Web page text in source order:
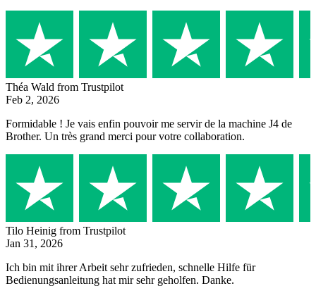
Théa Wald from Trustpilot
Feb 2, 2026
Formidable ! Je vais enfin pouvoir me servir de la machine J4 de
Brother. Un très grand merci pour votre collaboration.
Tilo Heinig from Trustpilot
Jan 31, 2026
Ich bin mit ihrer Arbeit sehr zufrieden, schnelle Hilfe für
Bedienungsanleitung hat mir sehr geholfen. Danke.